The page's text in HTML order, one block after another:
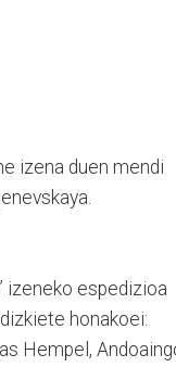
izena duen mendi
izeneko espedizioa
honakoei:
Hempel,